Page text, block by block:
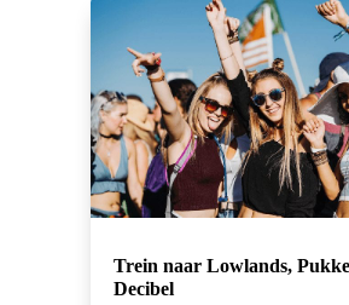
Trein naar Lowlands,
Decibel